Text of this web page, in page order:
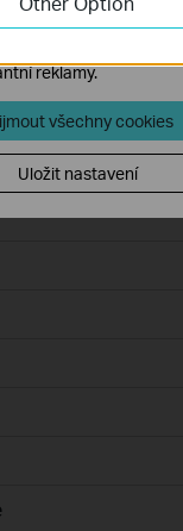
cookie mohou
reklamy.
všechny cookies
Uložit nastavení